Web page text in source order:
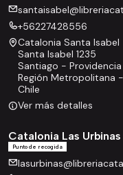
+56227428556
Catalonia Santa Isabel
Santa Isabel 1235
Santiago - Providencia
Región Metropolitana -
Chile
Ver más detalles
Catalonia Las Urbinas
Punto de recogida